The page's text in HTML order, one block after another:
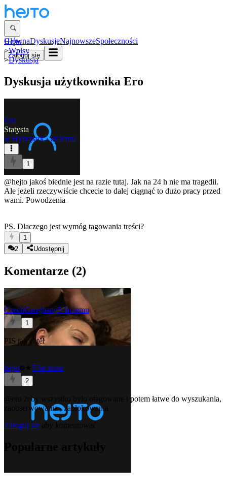
GłównaDyskusjeNajnowszeSpołeczności
Zaloguj się
Hejto
>Wpisy
>Dyskusja
Dyskusja użytkownika Ero
Ero
Statysta
w Hydepark5 lat temu
1
@hejto jakoś biednie jest na razie tutaj. Jak na 24 h nie ma tragedii.
Ale jeżeli rzeczywiście chcecie to dalej ciągnąć to dużo pracy przed
wami. Powodzenia
PS. Dlaczego jest wymóg tagowania treści?
1
2
Udostępnij
Komentarze (2)
CzechGangbang5 lat temu
1
PIS tak chtěl
hejto 5 lat temu
2
żeby wszystko było otagowane i potem łatwe do wyszukania,
zaobserwowania , zablokowania
Zaloguj się